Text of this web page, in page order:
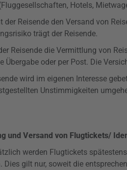
Hotels,
der Reisende den Versand von
trägt der Reisende.
Reisende die Vermittlung von
Übergabe oder per Post. Die
wird im eigenen Interesse
Unstimmigkeiten
und Versand von Flugtickets/
werden Flugtickets
Dies gilt nur, soweit die